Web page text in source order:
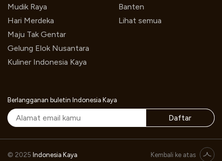
Mudik Raya
Hari Merdeka
Maju Tak Gentar
Gelung Elok Nusantara
Kuliner Indonesia Kaya
Banten
Lihat semua
Berlangganan buletin Indonesia Kaya
Daftar
© 2025 Indonesia Kaya Kembali ke atas